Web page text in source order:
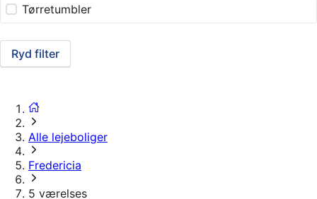
Tørretumbler
Ryd filter
Alle lejeboliger
Fredericia
5 værelses